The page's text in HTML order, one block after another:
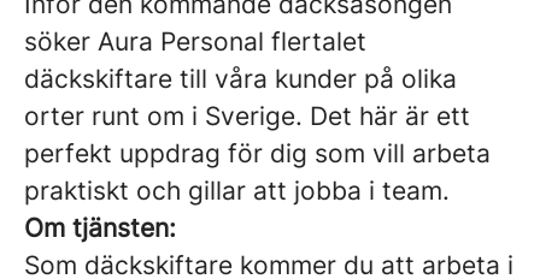
söker Aura Personal flertalet
däckskiftare till våra kunder på olika
orter runt om i Sverige. Det här är ett
perfekt uppdrag för dig som vill arbeta
praktiskt och gillar att jobba i team.
Om tjänsten:
Som däckskiftare kommer du att arbeta i